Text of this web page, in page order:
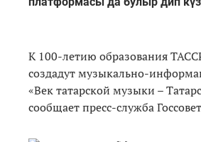
К 100-летию образования
создадут музыкально-
«Век татарской музыки –
сообщает пресс-служба